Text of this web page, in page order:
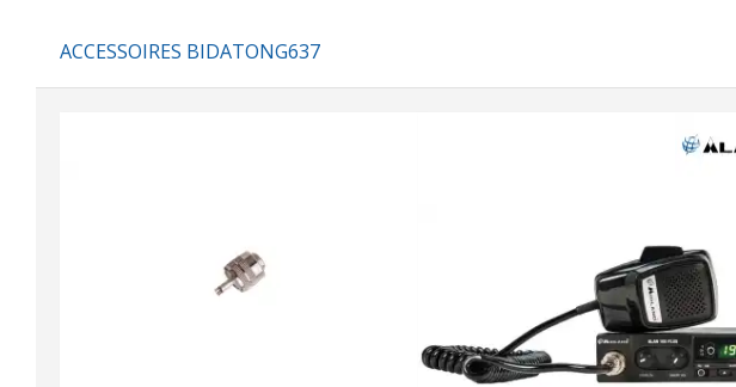
ACCESSOIRES BIDATONG637